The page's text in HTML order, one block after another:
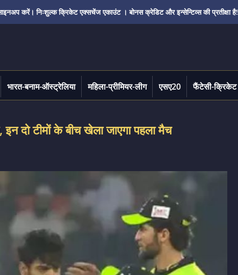
करें। निःशुल्क क्रिकेट एक्सचेंज एकाउंट । बोनस क्रेडिट और इन्सेन्टिव्स की प्रतीक्षा है!
भारत-बनाम-ऑस्ट्रेलिया महिला-प्रीमियर-लीग एसए20 फैंटेसी-क्रिकेट
दो टीमों के बीच खेला जाएगा पहला मैच